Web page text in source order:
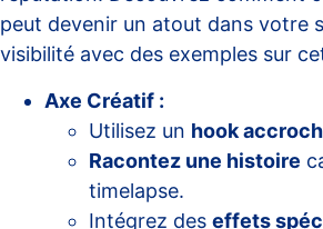
peut devenir un atout dans votre
visibilité avec des exemples sur
Axe Créatif :
Utilisez un hook
Racontez une histoire
timelapse.
Intégrez des effets